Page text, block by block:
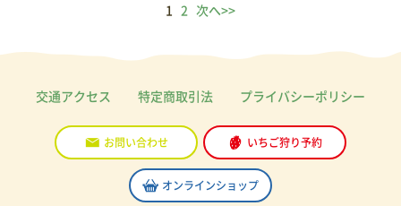
1 2 次へ>>
交通アクセス 特定商取引法 プライバシーポリシー
お問い合わせ いちご狩り予約
オンラインショップ